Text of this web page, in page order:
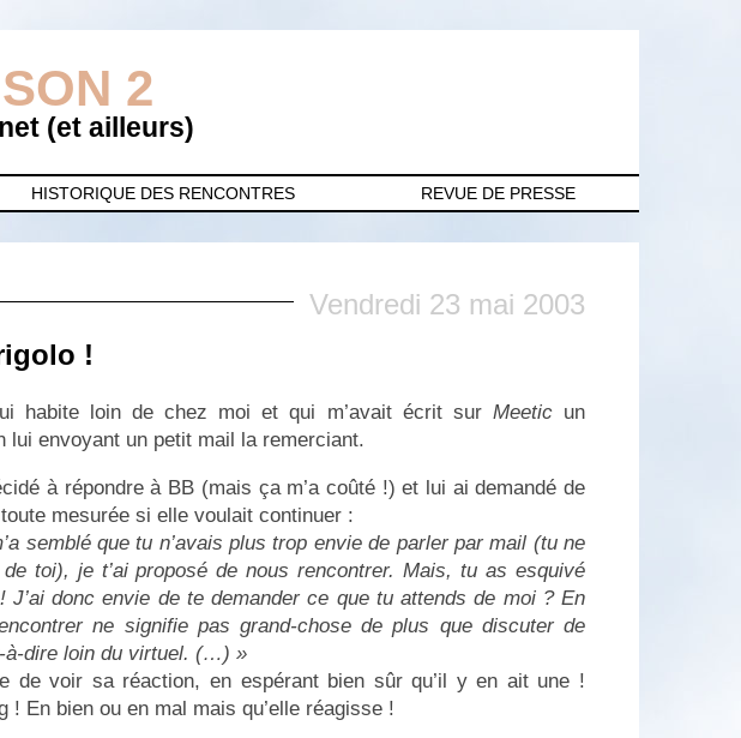
2
(et ailleurs)
HISTORIQUE DES RENCONTRES REVUE DE PRESSE
Vendredi 23 mai 2003
!
habite loin de chez moi et qui m’avait écrit sur Meeticun
lui envoyant un petit mail la remerciant.
à répondre à BB (mais ça m’a coûté !) et lui ai demandé de
mesurée si elle voulait continuer :
semblé que tu n’avais plus trop envie de parler par mail (tu ne
toi), je t’ai proposé de nous rencontrer. Mais, tu as esquivé
J’ai donc envie de te demander ce que tu attends de moi ? En
ne signifie pas grand-chose de plus que discuter de
à-dire loin du virtuel. (…) »
de voir sa réaction, en espérant bien sûr qu’il y en ait une !
! En bien ou en mal mais qu’elle réagisse !